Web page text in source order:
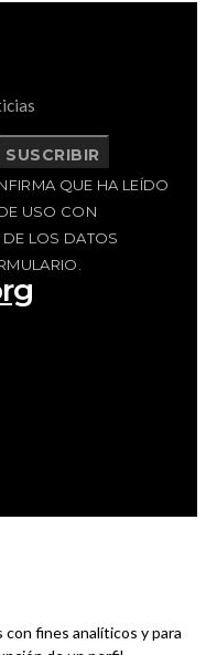
SUSCRIBIR
QUE HA LEÍDO
USO CON
LOS DATOS
y
fines analíticos y para